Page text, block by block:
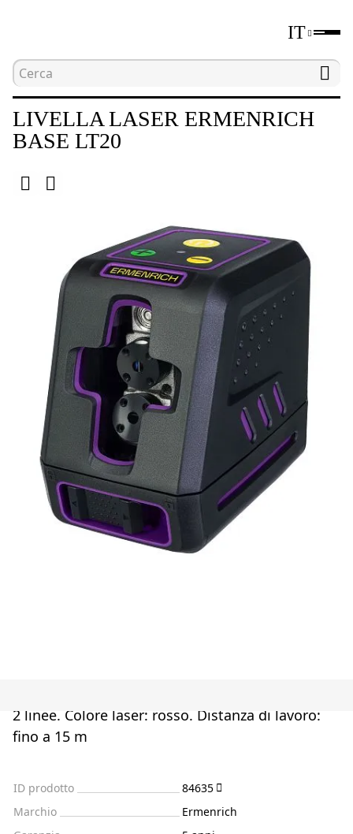
IT
Home
LIVELLA LASER ERMENRICH
BASE LT20
2 linee. Colore laser: rosso. Distanza di lavoro:
fino a 15 m
ID prodotto
84635
Marchio
Ermenrich